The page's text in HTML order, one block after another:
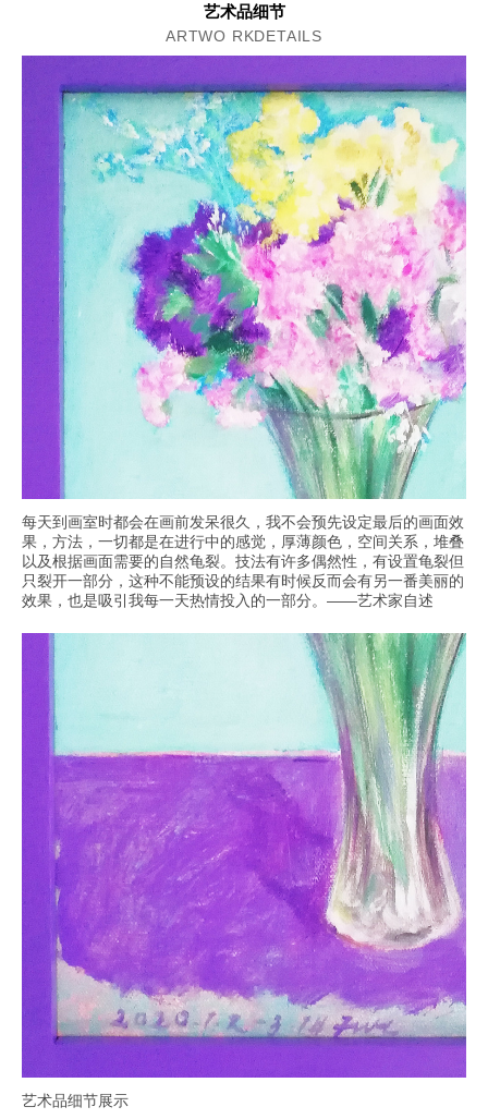
艺术品细节
ARTWO RKDETAILS
每天到画室时都会在画前发呆很久，我不会预先设定最后的画面效
果，方法，一切都是在进行中的感觉，厚薄颜色，空间关系，堆叠
以及根据画面需要的自然龟裂。技法有许多偶然性，有设置龟裂但
只裂开一部分，这种不能预设的结果有时候反而会有另一番美丽的
效果，也是吸引我每一天热情投入的一部分。——艺术家自述
艺术品细节展示